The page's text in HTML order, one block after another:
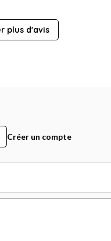
plus d'avis
Créer un compte